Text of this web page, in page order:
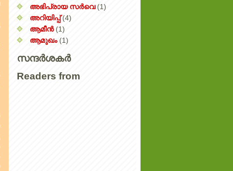
അഭിപ്രായ സര്‍‌വെ (1)
അറിയിപ്പ്‌ (4)
ആമീൻ (1)
ആമുഖം (1)
സന്ദർശകർ
Readers from